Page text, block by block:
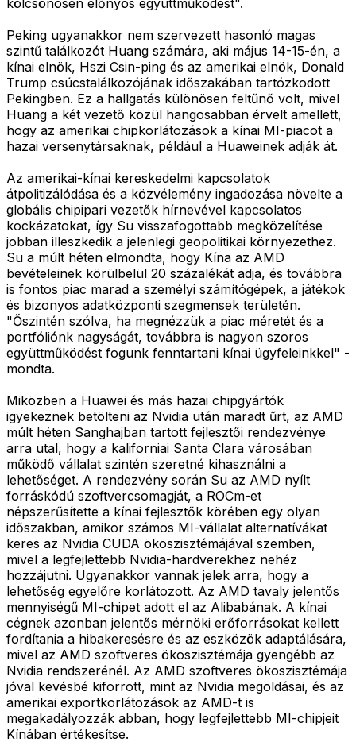
Peking ugyanakkor nem szervezett hasonló magas
szintű találkozót Huang számára, aki május 14-15-én, a
kínai elnök, Hszi Csin-ping és az amerikai elnök, Donald
Trump csúcstalálkozójának időszakában tartózkodott
Pekingben. Ez a hallgatás különösen feltűnő volt, mivel
Huang a két vezető közül hangosabban érvelt amellett,
hogy az amerikai chipkorlátozások a kínai MI-piacot a
hazai versenytársaknak, például a Huaweinek adják át.
Az amerikai-kínai kereskedelmi kapcsolatok
átpolitizálódása és a közvélemény ingadozása növelte a
globális chipipari vezetők hírnevével kapcsolatos
kockázatokat, így Su visszafogottabb megközelítése
jobban illeszkedik a jelenlegi geopolitikai környezethez.
Su a múlt héten elmondta, hogy Kína az AMD
bevételeinek körülbelül 20 százalékát adja, és továbbra
is fontos piac marad a személyi számítógépek, a játékok
és bizonyos adatközponti szegmensek területén.
"Őszintén szólva, ha megnézzük a piac méretét és a
portfóliónk nagyságát, továbbra is nagyon szoros
együttműködést fogunk fenntartani kínai ügyfeleinkkel" -
mondta.
Miközben a Huawei és más hazai chipgyártók
igyekeznek betölteni az Nvidia után maradt űrt, az AMD
múlt héten Sanghajban tartott fejlesztői rendezvénye
arra utal, hogy a kaliforniai Santa Clara városában
működő vállalat szintén szeretné kihasználni a
lehetőséget. A rendezvény során Su az AMD nyílt
forráskódú szoftvercsomagját, a ROCm-et
népszerűsítette a kínai fejlesztők körében egy olyan
időszakban, amikor számos MI-vállalat alternatívákat
keres az Nvidia CUDA ökoszisztémájával szemben,
mivel a legfejlettebb Nvidia-hardverekhez nehéz
hozzájutni. Ugyanakkor vannak jelek arra, hogy a
lehetőség egyelőre korlátozott. Az AMD tavaly jelentős
mennyiségű MI-chipet adott el az Alibabának. A kínai
cégnek azonban jelentős mérnöki erőforrásokat kellett
fordítania a hibakeresésre és az eszközök adaptálására,
mivel az AMD szoftveres ökoszisztémája gyengébb az
Nvidia rendszerénél. Az AMD szoftveres ökoszisztémája
jóval kevésbé kiforrott, mint az Nvidia megoldásai, és az
amerikai exportkorlátozások az AMD-t is
megakadályozzák abban, hogy legfejlettebb MI-chipjeit
Kínában értékesítse.